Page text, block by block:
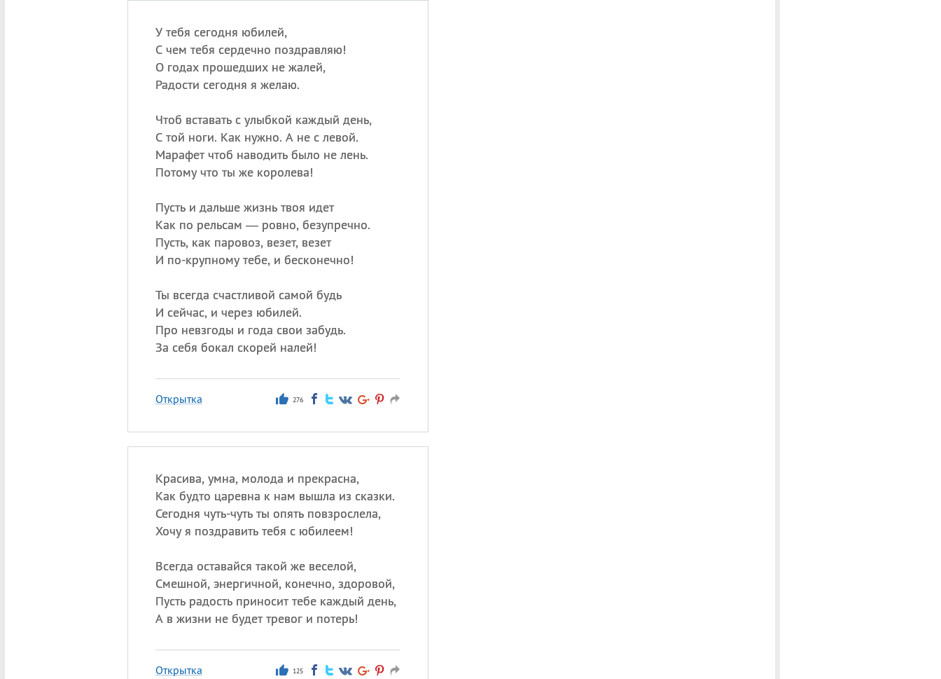
У тебя сегодня юбилей,
С чем тебя сердечно поздравляю!
О годах прошедших не жалей,
Радости сегодня я желаю.
Чтоб вставать с улыбкой каждый день,
С той ноги. Как нужно. А не с левой.
Марафет чтоб наводить было не лень.
Потому что ты же королева!
Пусть и дальше жизнь твоя идет
Как по рельсам — ровно, безупречно.
Пусть, как паровоз, везет, везет
И по-крупному тебе, и бесконечно!
Ты всегда счастливой самой будь
И сейчас, и через юбилей.
Про невзгоды и года свои забудь.
За себя бокал скорей налей!
Открытка 276
Красива, умна, молода и прекрасна,
Как будто царевна к нам вышла из сказки.
Сегодня чуть-чуть ты опять повзрослела,
Хочу я поздравить тебя с юбилеем!
Всегда оставайся такой же веселой,
Смешной, энергичной, конечно, здоровой,
Пусть радость приносит тебе каждый день,
А в жизни не будет тревог и потерь!
Открытка 125